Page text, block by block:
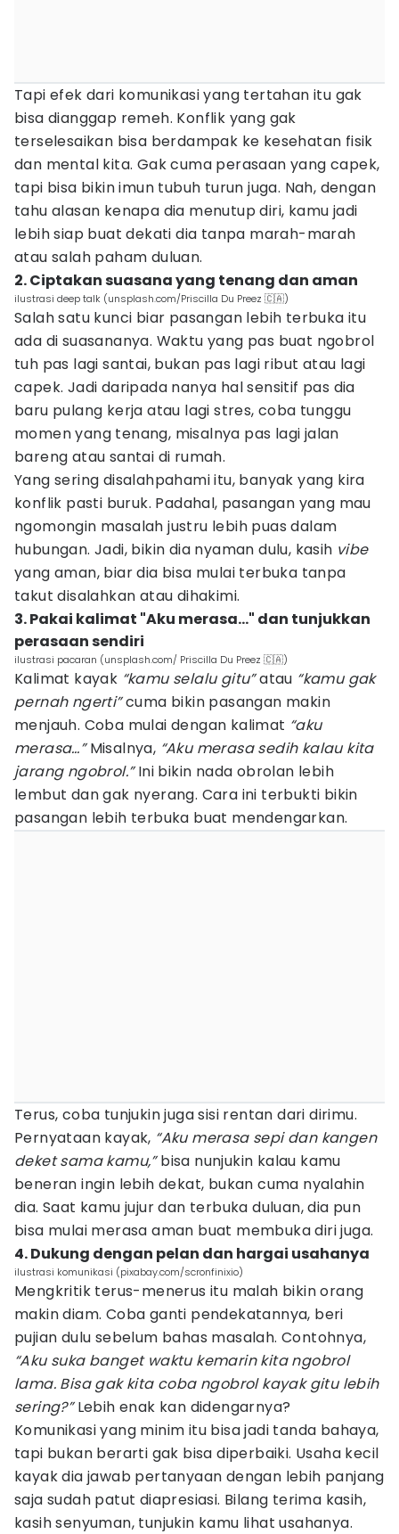
Tapi efek dari komunikasi yang tertahan itu gak
bisa dianggap remeh. Konflik yang gak
terselesaikan bisa berdampak ke kesehatan fisik
dan mental kita. Gak cuma perasaan yang capek,
tapi bisa bikin imun tubuh turun juga. Nah, dengan
tahu alasan kenapa dia menutup diri, kamu jadi
lebih siap buat dekati dia tanpa marah-marah
atau salah paham duluan.
2. Ciptakan suasana yang tenang dan aman
ilustrasi deep talk (unsplash.com/Priscilla Du Preez 🇨🇦)
Salah satu kunci biar pasangan lebih terbuka itu
ada di suasananya. Waktu yang pas buat ngobrol
tuh pas lagi santai, bukan pas lagi ribut atau lagi
capek. Jadi daripada nanya hal sensitif pas dia
baru pulang kerja atau lagi stres, coba tunggu
momen yang tenang, misalnya pas lagi jalan
bareng atau santai di rumah.
Yang sering disalahpahami itu, banyak yang kira
konflik pasti buruk. Padahal, pasangan yang mau
ngomongin masalah justru lebih puas dalam
hubungan. Jadi, bikin dia nyaman dulu, kasih vibe
yang aman, biar dia bisa mulai terbuka tanpa
takut disalahkan atau dihakimi.
3. Pakai kalimat "Aku merasa..." dan tunjukkan
perasaan sendiri
ilustrasi pacaran (unsplash.com/ Priscilla Du Preez 🇨🇦)
Kalimat kayak “kamu selalu gitu”atau “kamu gak
pernah ngerti”cuma bikin pasangan makin
menjauh. Coba mulai dengan kalimat “aku
merasa…”Misalnya, “Aku merasa sedih kalau kita
jarang ngobrol.”Ini bikin nada obrolan lebih
lembut dan gak nyerang. Cara ini terbukti bikin
pasangan lebih terbuka buat mendengarkan.
Terus, coba tunjukin juga sisi rentan dari dirimu.
Pernyataan kayak, “Aku merasa sepi dan kangen
deket sama kamu,”bisa nunjukin kalau kamu
beneran ingin lebih dekat, bukan cuma nyalahin
dia. Saat kamu jujur dan terbuka duluan, dia pun
bisa mulai merasa aman buat membuka diri juga.
4. Dukung dengan pelan dan hargai usahanya
ilustrasi komunikasi (pixabay.com/scronfinixio)
Mengkritik terus-menerus itu malah bikin orang
makin diam. Coba ganti pendekatannya, beri
pujian dulu sebelum bahas masalah. Contohnya,
“Aku suka banget waktu kemarin kita ngobrol
lama. Bisa gak kita coba ngobrol kayak gitu lebih
sering?”Lebih enak kan didengarnya?
Komunikasi yang minim itu bisa jadi tanda bahaya,
tapi bukan berarti gak bisa diperbaiki. Usaha kecil
kayak dia jawab pertanyaan dengan lebih panjang
saja sudah patut diapresiasi. Bilang terima kasih,
kasih senyuman, tunjukin kamu lihat usahanya.